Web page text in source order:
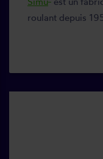
roulant depuis